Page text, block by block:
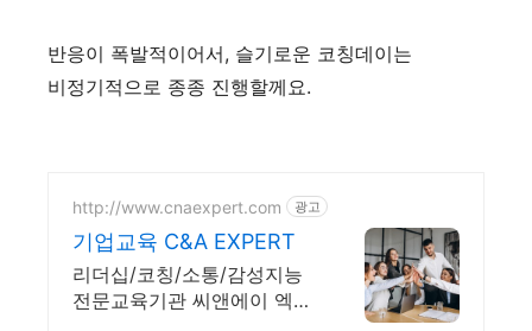
반응이 폭발적이어서, 슬기로운 코칭데이는
비정기적으로 종종 진행할께요.
http://www.cnaexpert.com 광고
기업교육 C&A EXPERT
리더십/코칭/소통/감성지능
전문교육기관 씨앤에이 엑스